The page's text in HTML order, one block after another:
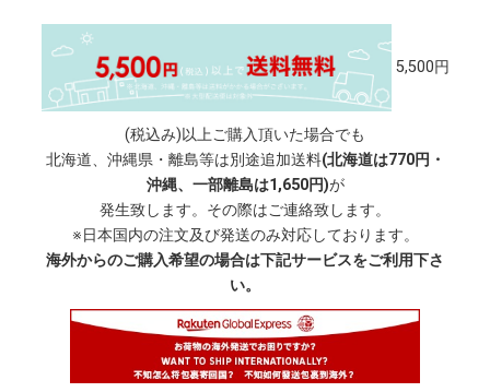
5,500円
(税込み)以上ご購入頂いた場合でも
北海道、沖縄県・離島等は別途追加送料(北海道は770円・
沖縄、一部離島は1,650円)が
発生致します。その際はご連絡致します。
※日本国内の注文及び発送のみ対応しております。
海外からのご購入希望の場合は下記サービスをご利用下さ
い。